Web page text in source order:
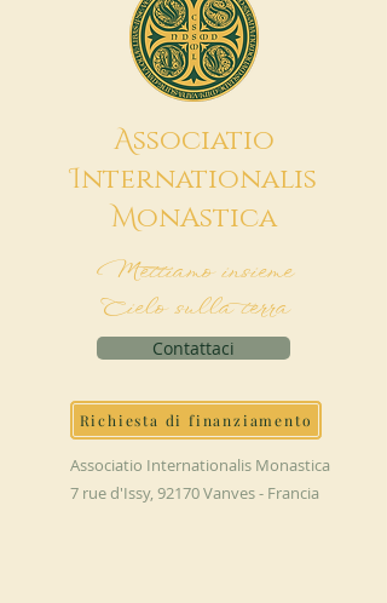
Associatio
Internationalis
MonAstica
Mettiamo insieme
Cielo sulla terra
Contattaci
Richiesta di finanziamento
Associatio Internationalis Monastica
7 rue d'Issy, 92170 Vanves - Francia